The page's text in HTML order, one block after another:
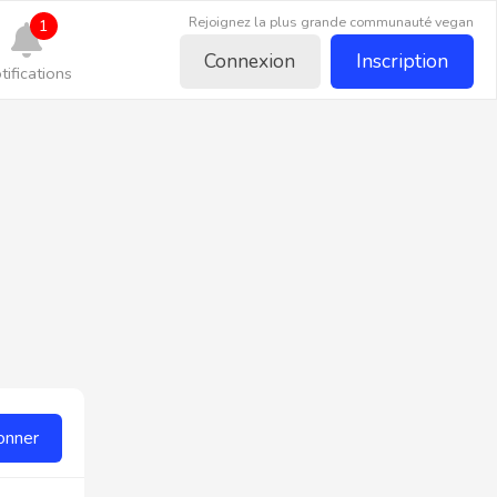
1 Rejoignez la plus grande communauté vegan
Connexion Inscription